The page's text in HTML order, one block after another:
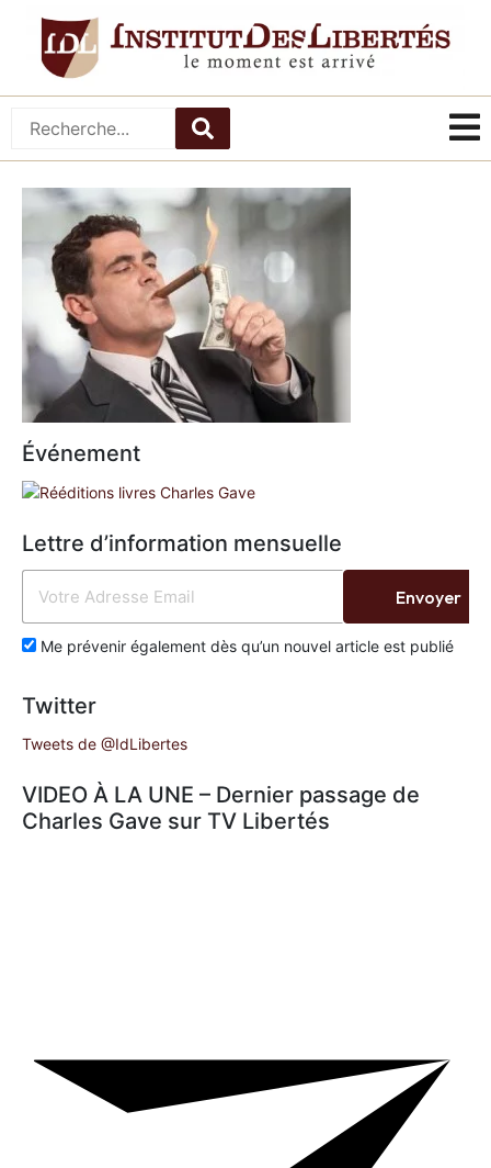
Événement
Lettre d’information mensuelle
Me prévenir également dès qu’un nouvel article est publié
Envoyer
Twitter
Tweets de @IdLibertes
VIDEO À LA UNE – Dernier passage de
Charles Gave sur TV Libertés